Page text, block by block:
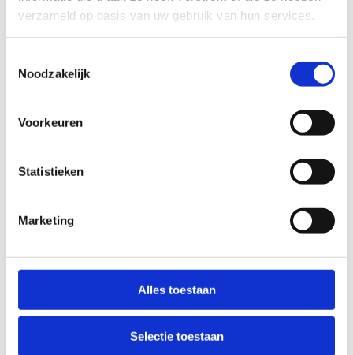
verzameld op basis van uw gebruik van hun services.
Noodzakelijk
Voorkeuren
Statistieken
Marketing
Alles toestaan
Selectie toestaan
Honger gekregen?
Voeg daar nog onze fijne keuken aan toe en wij
restaurant is er plaats voor 180